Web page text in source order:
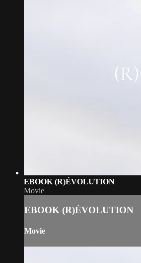
EBOOK (R)ÉVOLUTION
Movie
EBOOK (R)ÉVOLUTION
Movie